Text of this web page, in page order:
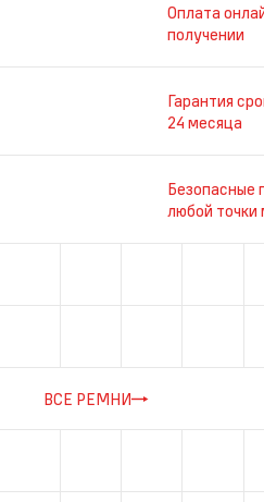
Оплата
получении
Гарантия
24 месяца
Безопасные
любой точки
ВСЕ РЕМНИ